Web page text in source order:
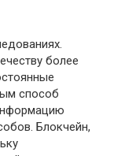
более
способ
Блокчейн,